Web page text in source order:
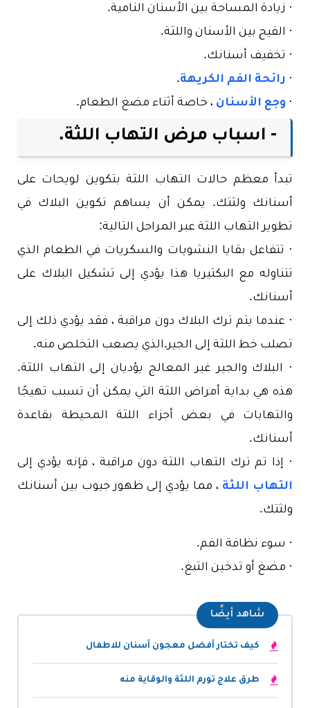
· زيادة المساحة بين الأسنان النامية.
· القيح بين الأسنان واللثة.
· تخفيف أسنانك.
· رائحة الفم الكريهة.
· وجع الأسنان ، خاصة أثناء مضغ الطعام.
- اسباب مرض التهاب اللثة.
تبدأ معظم حالات التهاب اللثة بتكوين لويحات على
أسنانك ولثتك. يمكن أن يساهم تكوين البلاك في
تطوير التهاب اللثة عبر المراحل التالية:
· تتفاعل بقايا النشويات والسكريات في الطعام الذي
تتناوله مع البكتيريا هذا يؤدي إلى تشكيل البلاك على
أسنانك.
· عندما يتم ترك البلاك دون مراقبة ، فقد يؤدي ذلك إلى
تصلب خط اللثة إلى الجير.الذي يصعب التخلص منه.
· البلاك والجير غير المعالج يؤديان إلى التهاب اللثة.
هذه هي بداية أمراض اللثة التي يمكن أن تسبب تهيجًا
والتهابات في بعض أجزاء اللثة المحيطة بقاعدة
أسنانك.
· إذا تم ترك التهاب اللثة دون مراقبة ، فإنه يؤدي إلى
التهاب اللثة ، مما يؤدي إلى ظهور جيوب بين أسنانك
ولثتك.
· سوء نظافة الفم.
· مضغ أو تدخين التبغ.
شاهد أيضًا
كيف تختار أفضل معجون أسنان للاطفال
طرق علاج تورم اللثة والوقاية منه